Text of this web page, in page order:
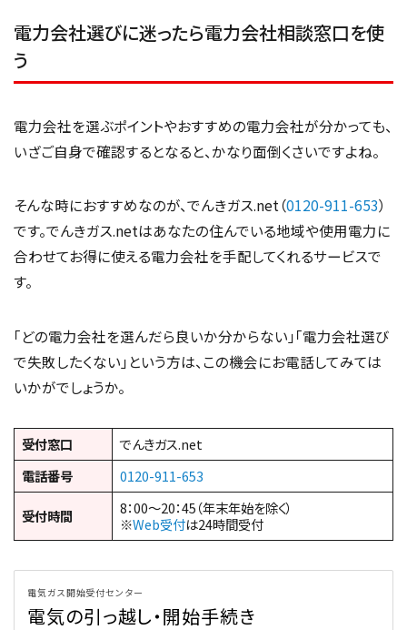
電力会社選びに迷ったら電力会社相談窓口を使
う
電力会社を選ぶポイントやおすすめの電力会社が分かっても、
いざご自身で確認するとなると、かなり面倒くさいですよね。
そんな時におすすめなのが、でんきガス.net（0120-911-653）
です。でんきガス.netはあなたの住んでいる地域や使用電力に
合わせてお得に使える電力会社を手配してくれるサービスで
す。
「どの電力会社を選んだら良いか分からない」「電力会社選び
で失敗したくない」という方は、この機会にお電話してみては
いかがでしょうか。
受付窓口
でんきガス.net
電話番号
0120-911-653
受付時間
8：00～20：45（年末年始を除く）
※Web受付は24時間受付
電気ガス開始受付センター
電気の引っ越し・開始手続き